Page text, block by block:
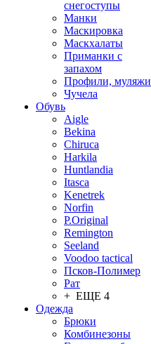
снегоступы
Манки
Маскировка
Маскхалаты
Приманки с
запахом
Профили, муляжи
Чучела
Обувь
Aigle
Bekina
Chiruсa
Harkila
Huntlandia
Itasca
Kenetrek
Norfin
P.Original
Remington
Seeland
Voodoo tactical
Псков-Полимер
Рат
+ ЕЩЕ 4
Одежда
Брюки
Комбинезоны